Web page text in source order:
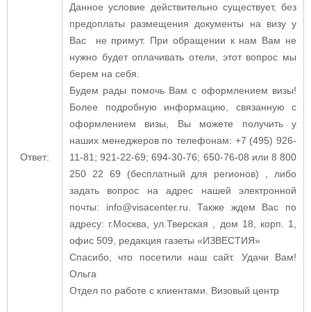
Ответ:
Данное условие действительно существует, без
предоплаты размещения документы на визу у
Вас не примут. При обращении к нам Вам не
нужно будет оплачивать отели, этот вопрос мы
берем на себя.
Будем рады помочь Вам с оформлением визы!
Более подробную информацию, связанную с
оформлением визы, Вы можете получить у
наших менеджеров по телефонам: +7 (495) 926-
11-81; 921-22-69; 694-30-76; 650-76-08 или 8 800
250 22 69 (бесплатный для регионов) , либо
задать вопрос на адрес нашей электронной
почты: info@visacenter.ru. Также ждем Вас по
адресу: г.Москва, ул.Тверская , дом 18, корп. 1,
офис 509, редакция газеты «ИЗВЕСТИЯ»
Спасибо, что посетили наш сайт. Удачи Вам!
Ольга
Отдел по работе с клиентами. Визовый центр